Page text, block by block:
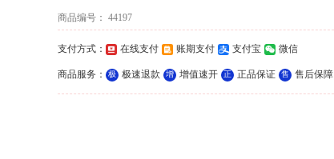
商品编号 ： 44197
支付方式 ： 在线支付 账期支付 支付宝 微信
商品服务 ： 极 极速退款 增 增值速开 正 正品保证 售 售后保障